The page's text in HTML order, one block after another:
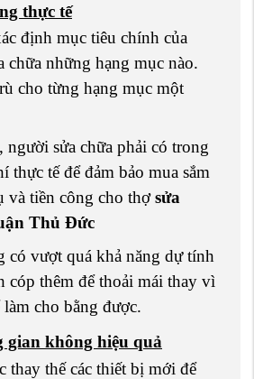
thực tế
định mục tiêu chính của
chữa những hạng mục nào.
cho từng hạng mục một
người sửa chữa phải có trong
thực tế để đảm bảo mua sắm
và tiền công cho thợsửa
Thủ Đức
có vượt quá khả năng dự tính
cóp thêm để thoải mái thay vì
cho bằng được.
gian không hiệu quả
thay thế các thiết bị mới để